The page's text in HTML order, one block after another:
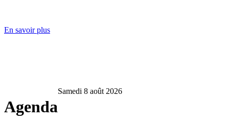
En savoir plus
Agenda
Samedi 8 août 2026